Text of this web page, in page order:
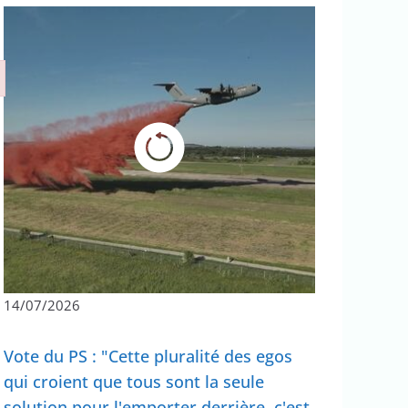
14/07/2026
Vote du PS : "Cette pluralité des egos
qui croient que tous sont la seule